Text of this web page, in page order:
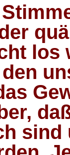
los
sind